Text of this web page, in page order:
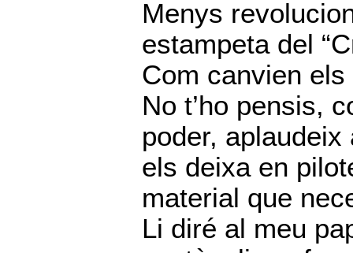
Menys
estampeta del
Com canvien
No t’ho pensis,
poder,
els deixa en
material que
Li diré al meu